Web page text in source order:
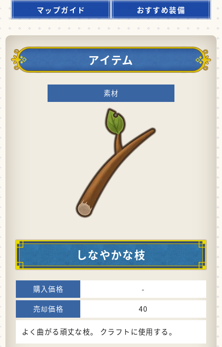
マップガイド
おすすめ装備
アイテム
素材
しなやかな枝
-
40
よく曲がる頑丈な枝。 クラフトに使用する。